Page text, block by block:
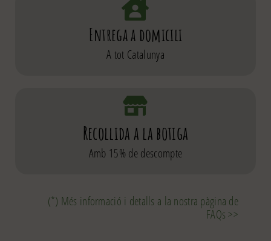
Entrega a domicili
A tot Catalunya
Recollida a la botiga
Amb 15% de descompte
(*) Més informació i detalls a la nostra pàgina de
FAQs >>